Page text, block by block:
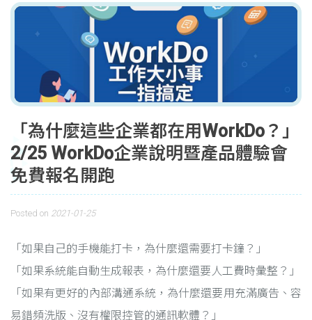
「為什麼這些企業都在用WorkDo？」
2/25 WorkDo企業說明暨產品體驗會
免費報名開跑
Posted on 2021-01-25
「如果自己的手機能打卡，為什麼還需要打卡鐘？」
「如果系統能自動生成報表，為什麼還要人工費時彙整？」
「如果有更好的內部溝通系統，為什麼還要用充滿廣告、容
易錯頻洗版、沒有權限控管的通訊軟體？」